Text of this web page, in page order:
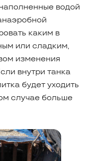
водой
каким в
или сладким,
изменения
внутри танка
будет уходить
случае больше